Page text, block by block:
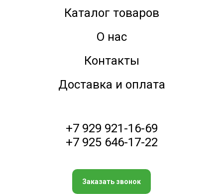
Каталог товаров
О нас
Контакты
Доставка и оплата
+7 929 921-16-69
+7 925 646-17-22
Заказать звонок